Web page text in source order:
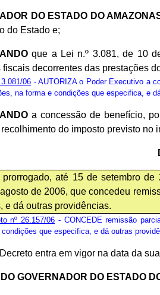
DO ESTADO DO
do Estado e;
que a Lei n.º 3.081, de 10
decorrentes das prestações
3.081/06 - AUTORIZA o Poder Executivo a
na forma e condições que especifica, e
a concessão de benefício,
do imposto previsto no
até 15 de setembro de
de 2006, que concedeu
e dá outras providências.
nº 26.157/06 - CONCEDE remissão
que especifica, e dá outras
entra em vigor na data da
GOVERNADOR DO ESTADO